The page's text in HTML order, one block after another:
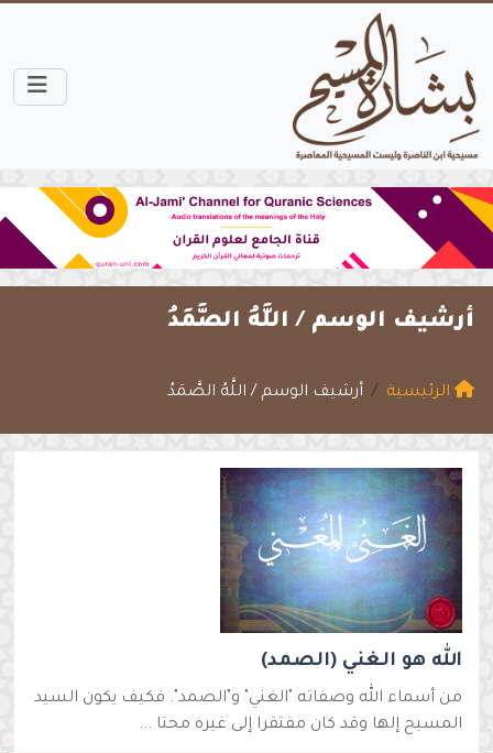
أرشيف الوسم / اللَّهُ الصَّمَدُ
الرئيسية أرشيف الوسم / اللَّهُ الصَّمَدُ
الله هو الغني (الصمد)
من أسماء الله وصفاته "الغني" و"الصمد". فكيف يكون السيد
المسيح إلها وقد كان مفتقرا إلى غيره محتا ...